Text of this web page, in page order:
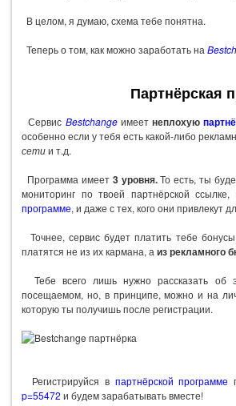
В целом, я думаю, схема тебе понятна.
Теперь о том, как можно заработать на
Партнёрская
Сервис Bestchangeимеет неплохую
особенно если у тебя есть какой-либо
сетии т.д.
Программа имеет 3 уровня.То есть, ты
мониторинг по твоей партнёрской
программе, и даже с тех, кого они привлекут
Точнее, сервис будет платить тебе
платятся не из их кармана, а из рекламного
Тебе всего лишь нужно рассказать об
посещаемом, но, в принципе, можно и на
которую ты получишь после регистрации.
Регистрируйся в партнёрской программе
p=55472 и будем зарабатывать вместе!